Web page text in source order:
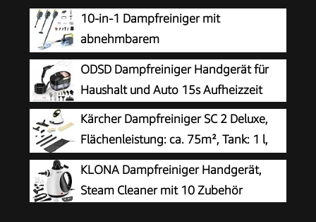
10-in-1 Dampfreiniger mit
abnehmbarem
Handgerät,Handdampfreiniger
Zubehör
ODSD Dampfreiniger Handgerät für
Haushalt und Auto 15s Aufheizzeit
Kärcher Dampfreiniger SC 2 Deluxe,
Flächenleistung: ca. 75m², Tank: 1 l,
Dampfdruck: max. 3,2 bar, Aufheizzeit:
6,5 min., Heizleistung: 1.500 W, mit
Bodenreinigungsset EasyFix und 3 Düsen,Single
KLONA Dampfreiniger Handgerät,
Steam Cleaner mit 10 Zubehör